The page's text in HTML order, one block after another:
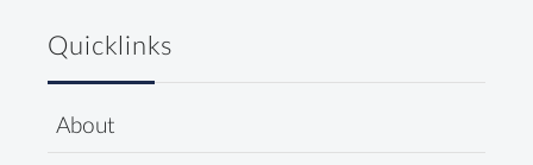
Quicklinks
About